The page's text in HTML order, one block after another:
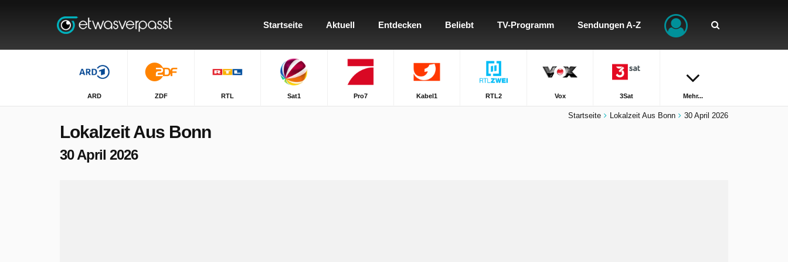
Startseite Aktuell Entdecken Beliebt TV-Programm Sendungen A-Z
ARD ZDF RTL Sat1 Pro7 Kabel1 RTL2 Vox 3Sat Mehr...
Startseite Lokalzeit Aus Bonn 30 April 2026
Lokalzeit Aus Bonn
30 April 2026